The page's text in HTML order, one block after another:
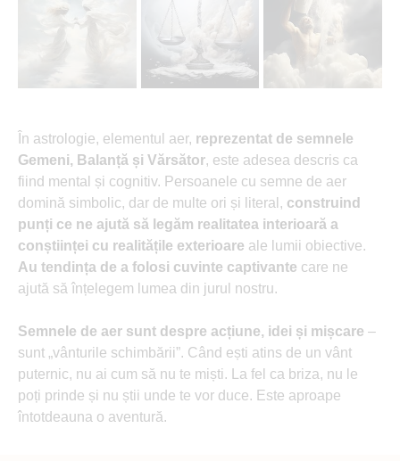
În astrologie, elementul aer, reprezentat de semnele
Gemeni, Balanță și Vărsător, este adesea descris ca
fiind mental și cognitiv. Persoanele cu semne de aer
domină simbolic, dar de multe ori și literal, construind
punți ce ne ajută să legăm realitatea interioară a
conștiinței cu realitățile exterioare ale lumii obiective.
Au tendința de a folosi cuvinte captivante care ne
ajută să înțelegem lumea din jurul nostru.
Semnele de aer sunt despre acțiune, idei și mișcare –
sunt „vânturile schimbării”. Când ești atins de un vânt
puternic, nu ai cum să nu te miști. La fel ca briza, nu le
poți prinde și nu știi unde te vor duce. Este aproape
întotdeauna o aventură.